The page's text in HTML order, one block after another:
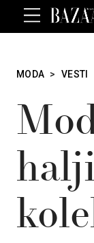
MODA > VESTI